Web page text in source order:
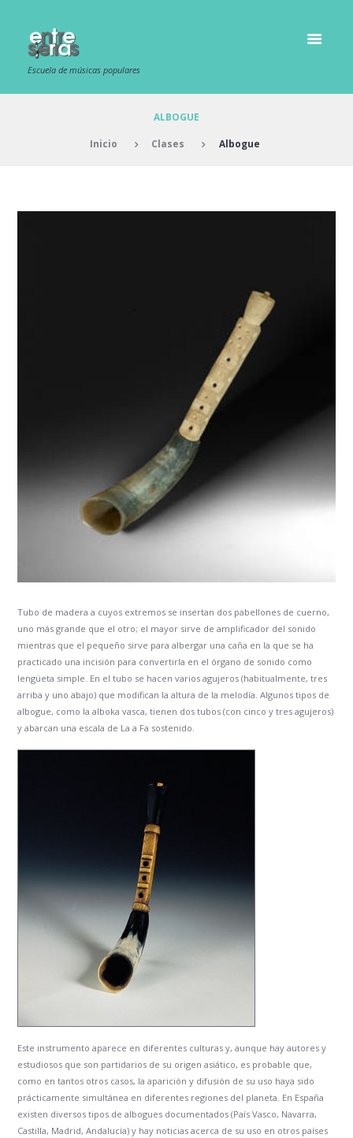
Escuela de músicas populares
ALBOGUE
Inicio Clases Albogue
Tubo de madera a cuyos extremos se insertan dos pabellones de cuerno,
uno más grande que el otro; el mayor sirve de amplificador del sonido
mientras que el pequeño sirve para albergar una caña en la que se ha
practicado una incisión para convertirla en el órgano de sonido como
lengüeta simple. En el tubo se hacen varios agujeros (habitualmente, tres
arriba y uno abajo) que modifican la altura de la melodía. Algunos tipos de
albogue, como la alboka vasca, tienen dos tubos (con cinco y tres agujeros)
y abarcan una escala de La a Fa sostenido.
Este instrumento aparece en diferentes culturas y, aunque hay autores y
estudiosos que son partidarios de su origen asiático, es probable que,
como en tantos otros casos, la aparición y difusión de su uso haya sido
prácticamente simultánea en diferentes regiones del planeta. En España
existen diversos tipos de albogues documentados (País Vasco, Navarra,
Castilla, Madrid, Andalucía) y hay noticias acerca de su uso en otros países